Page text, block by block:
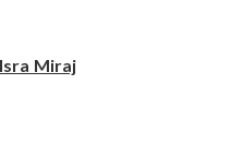
Miraj